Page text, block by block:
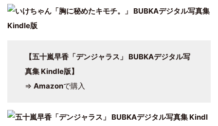
【五十嵐早香「デンジャラス」 BUBKAデジタル写
真集 Kindle版】
⇒ Amazonで購入